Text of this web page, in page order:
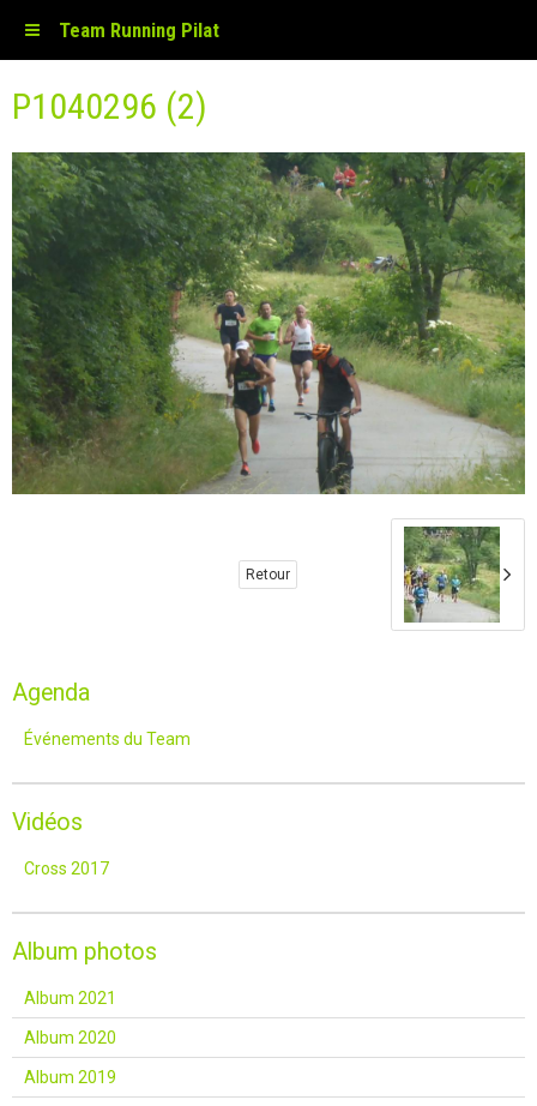
Team Running Pilat
P1040296 (2)
Retour
Agenda
Événements du Team
Vidéos
Cross 2017
Album photos
Album 2021
Album 2020
Album 2019